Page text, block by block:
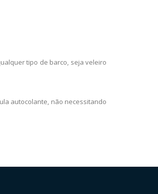
tipo de barco, seja veleiro
autocolante, não necessitando